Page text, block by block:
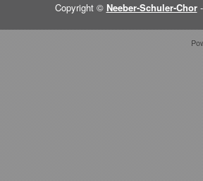
Copyright © Neeber-Schuler-Chor-